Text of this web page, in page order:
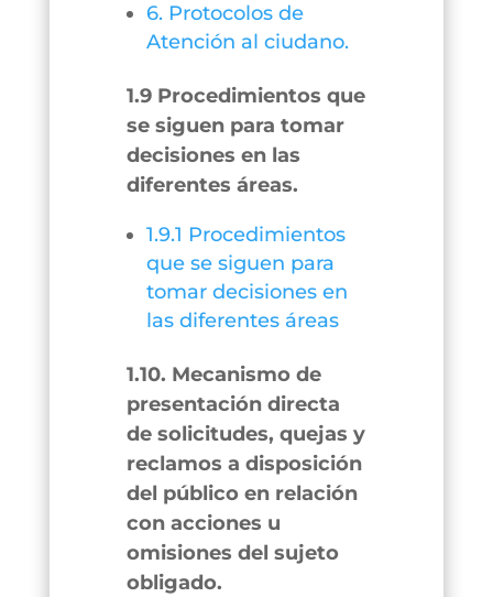
6. Protocolos de
Atención al ciudano.
1.9 Procedimientos que
se siguen para tomar
decisiones en las
diferentes áreas.
1.9.1 Procedimientos
que se siguen para
tomar decisiones en
las diferentes áreas
1.10. Mecanismo de
presentación directa
de solicitudes, quejas y
reclamos a disposición
del público en relación
con acciones u
omisiones del sujeto
obligado.